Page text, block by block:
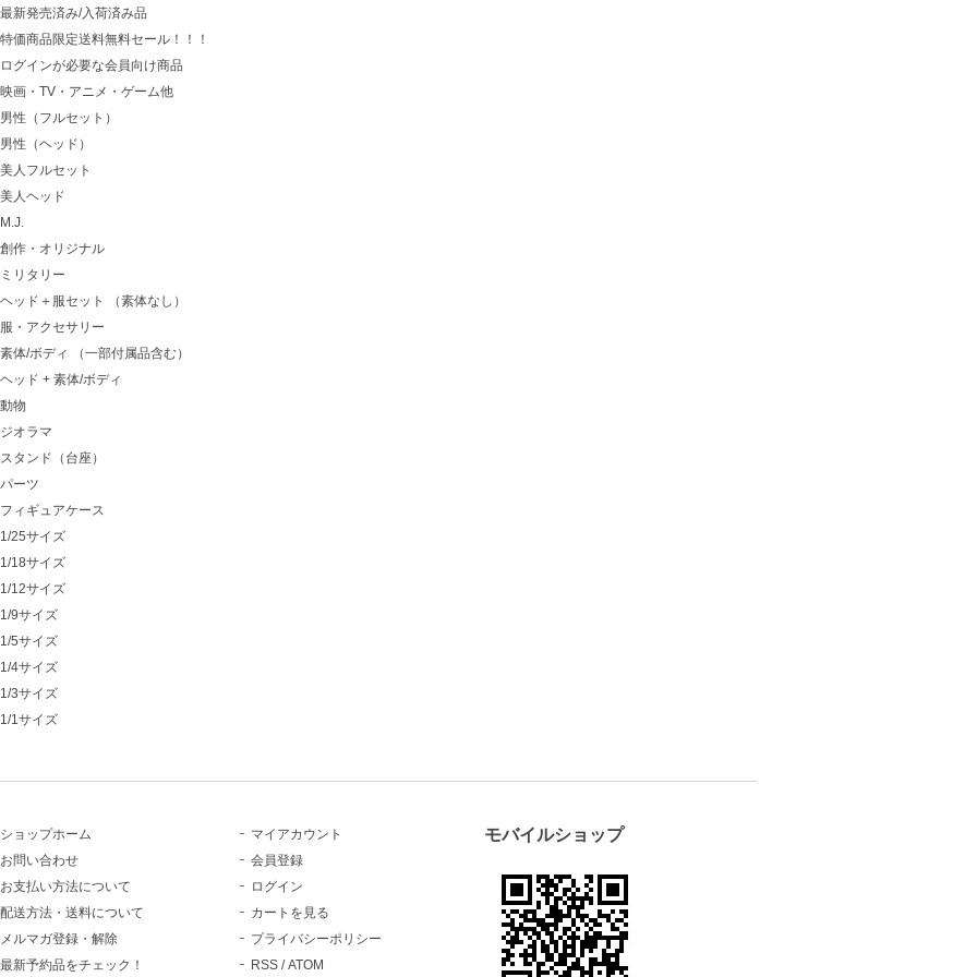
最新発売済み/入荷済み品
特価商品限定送料無料セール！！！
ログインが必要な会員向け商品
映画・TV・アニメ・ゲーム他
男性（フルセット）
男性（ヘッド）
美人フルセット
美人ヘッド
M.J.
創作・オリジナル
ミリタリー
ヘッド＋服セット （素体なし）
服・アクセサリー
素体/ボディ （一部付属品含む）
ヘッド + 素体/ボディ
動物
ジオラマ
スタンド（台座）
パーツ
フィギュアケース
1/25サイズ
1/18サイズ
1/12サイズ
1/9サイズ
1/5サイズ
1/4サイズ
1/3サイズ
1/1サイズ
ショップホーム
お問い合わせ
お支払い方法について
配送方法・送料について
メルマガ登録・解除
最新予約品をチェック！
マイアカウント
会員登録
ログイン
カートを見る
プライバシーポリシー
RSS /ATOM
モバイルショップ